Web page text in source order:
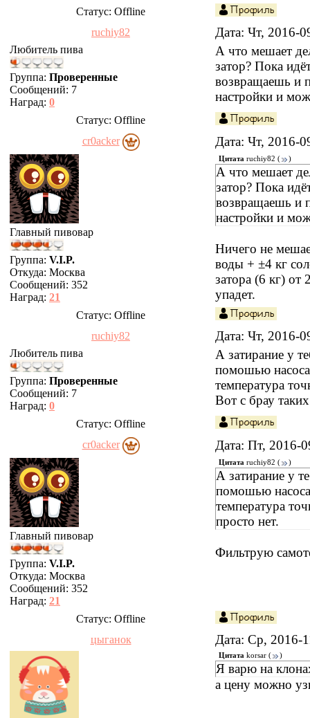
Статус: Offline
ruchiy82
Дата: Чт, 2016-
Любитель пива
Группа: Проверенные
Сообщений: 7
Наград: 0
А что мешает
затор? Пока
возвращаешь и
настройки и
Статус: Offline
cr0acker
Дата: Чт, 2016-
Главный пивовар
Группа: V.I.P.
Откуда: Москва
Сообщений: 352
Наград: 21
Цитата ruchiy82 ( )
А что мешает
затор? Пока
возвращаешь и
настройки и
Ничего не
воды + ±4 кг
затора (6 кг)
упадет.
Статус: Offline
ruchiy82
Дата: Чт, 2016-
Любитель пива
Группа: Проверенные
Сообщений: 7
Наград: 0
А затирание у
помошью
температура
Вот с брау
Статус: Offline
cr0acker
Дата: Пт, 2016-
Главный пивовар
Группа: V.I.P.
Откуда: Москва
Сообщений: 352
Наград: 21
Цитата ruchiy82 ( )
А затирание у
помошью
температура
просто нет.
Фильтрую
Статус: Offline
цыганок
Дата: Ср, 2016-
Цитата korsar ( )
Я варю на
а цену можно